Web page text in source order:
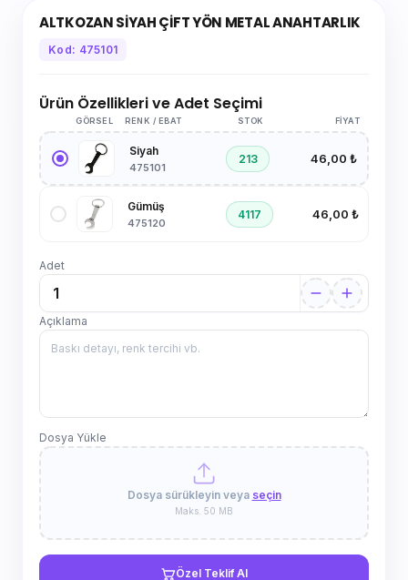
ALTKOZAN SİYAH ÇİFT YÖN METAL ANAHTARLIK
Kod: 475101
Ürün Özellikleri ve Adet Seçimi
GÖRSEL RENK / EBAT STOK FIYAT
Siyah
475101
213 46,00 ₺
Gümüş
475120
4117 46,00 ₺
Adet
Açıklama
Dosya Yükle
Dosya sürükleyin veya seçin
Maks. 50 MB
Özel Teklif Al